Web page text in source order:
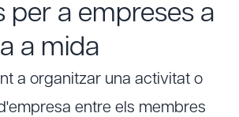
per a empreses a
a mida
a organitzar una activitat o
entre els membres